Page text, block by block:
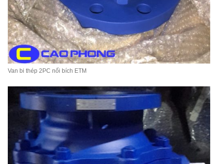
Van bi thép 2PC nối bích ETM